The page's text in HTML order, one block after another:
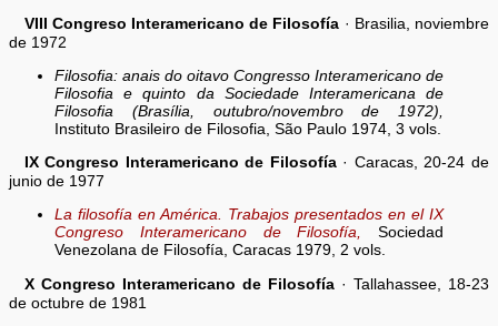
VIII Congreso Interamericano de Filosofía · Brasilia, noviembre
de 1972
Filosofia: anais do oitavo Congresso Interamericano de
Filosofia e quinto da Sociedade Interamericana de
Filosofia (Brasília, outubro/novembro de 1972),
Instituto Brasileiro de Filosofia, São Paulo 1974, 3 vols.
IX Congreso Interamericano de Filosofía· Caracas, 20-24 de
junio de 1977
La filosofía en América. Trabajos presentados en el IX
Congreso Interamericano de Filosofía, Sociedad
Venezolana de Filosofía, Caracas 1979, 2 vols.
X Congreso Interamericano de Filosofía· Tallahassee, 18-23
de octubre de 1981